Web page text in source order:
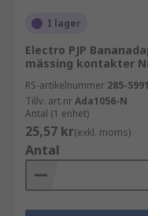
I lager
Electro PJP
mässing kontakter
RS-artikelnummer 285-5991
Tillv. art.nrAda1056-N
Antal (1 enhet)
25,57 kr(exkl. moms)
Antal